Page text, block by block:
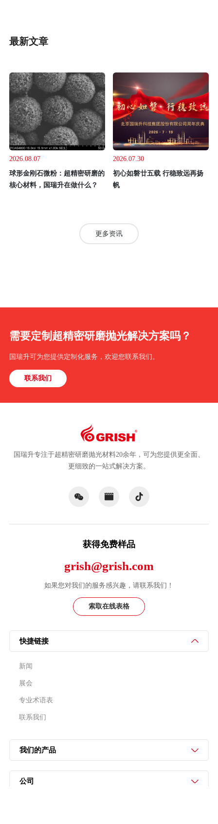
最新文章
2026.08.07
球形金刚石微粉：超精密研磨的
核心材料，国瑞升在做什么？
2026.07.30
初心如磐廿五载 行稳致远再扬
帆
更多资讯
需要定制超精密研磨抛光解决方案吗？
国瑞升可为您提供定制化服务，欢迎您联系我们。
联系我们
国瑞升专注于超精密研磨抛光材料20余年，可为您提供更全面、
更细致的一站式解决方案。
获得免费样品
grish@grish.com
如果您对我们的服务感兴趣，请联系我们！
索取在线表格
快捷链接
新闻
展会
专业术语表
联系我们
我们的产品
公司